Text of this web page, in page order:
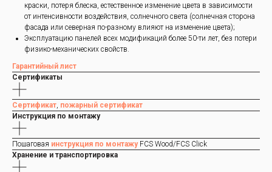
краски, потеря блеска, естественное изменение цвета в зависимости
от интенсивности воздействия, солнечного света (солнечная сторона
фасада или северная по-разному влияют на изменение цвета);
Эксплуатацию панелей всех модификаций более 50-ти лет, без потери
физико-механических свойств.
Гарантийный лист
Сертификаты
Сертификат, пожарный сертификат
Инструкция по монтажу
Пошаговая инструкция по монтажуFCS Wood/FCS Click
Хранение и транспортировка